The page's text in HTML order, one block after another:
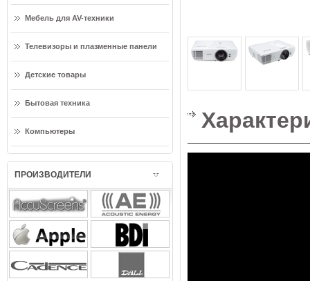
Мебель для AV-техники
Телевизоры и плазменные панели
Детские товары
Бытовая техника
Компьютеры
ПРОИЗВОДИТЕЛИ